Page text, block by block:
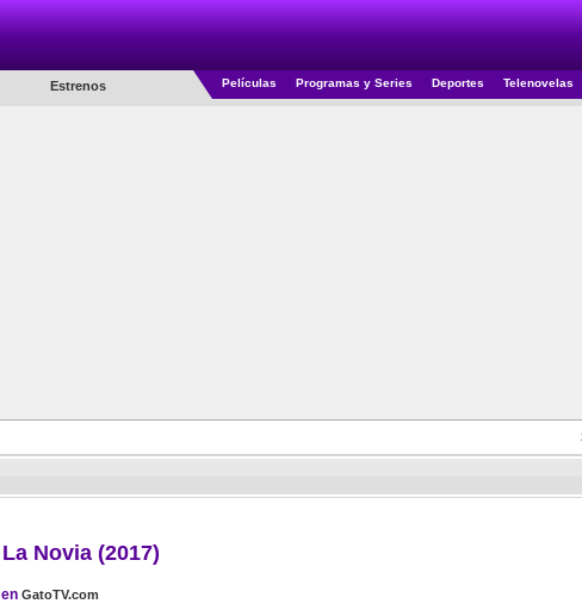
Estrenos Películas Programas y Series Deportes Telenovelas
La Novia (2017)
en GatoTV.com